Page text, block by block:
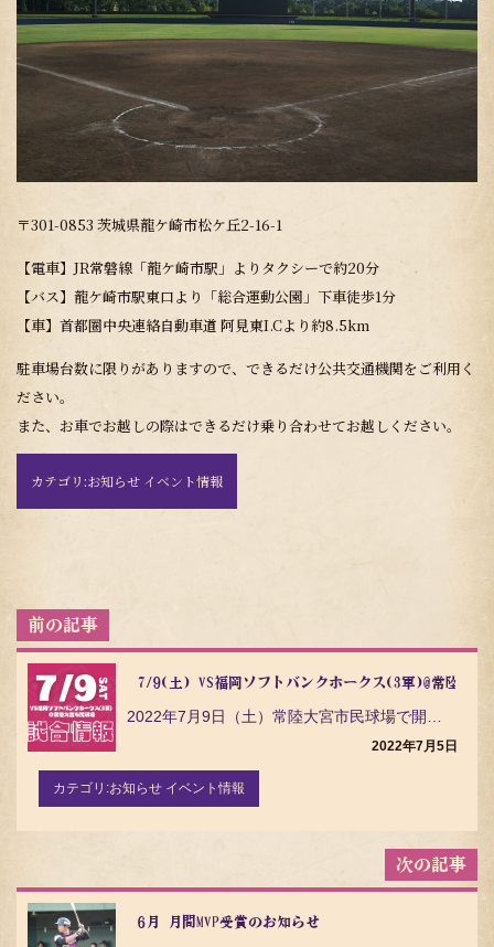
〒301-0853 茨城県龍ケ崎市松ケ丘2-16-1
【電車】JR常磐線「龍ケ崎市駅」よりタクシーで約20分
【バス】龍ケ崎市駅東口より「総合運動公園」下車徒歩1分
【車】首都圏中央連絡自動車道 阿見東I.Cより約8.5km
駐車場台数に限りがありますので、できるだけ公共交通機関をご利用く
ださい。
また、お車でお越しの際はできるだけ乗り合わせてお越しください。
カテゴリ:お知らせ イベント情報
投
稿
ナ
ビ
ゲ
ー
シ
7/9(土) VS福岡ソフトバンクホークス(3軍)@常陸大宮
2022年7月9日（土）常陸大宮市民球場で開催される 福岡ソフトバンクホークス(3軍)戦 についてご…
2022年7月5日
カテゴリ:お知らせ イベント情報
6月 月間MVP受賞のお知らせ